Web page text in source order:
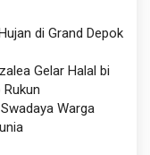
di Grand Depok
Gelar Halal bi
Warga